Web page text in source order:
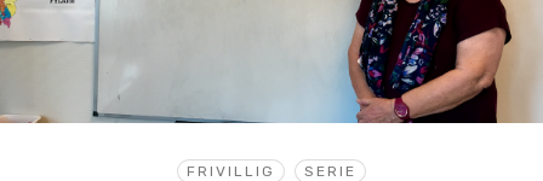
FRIVILLIG SERIE